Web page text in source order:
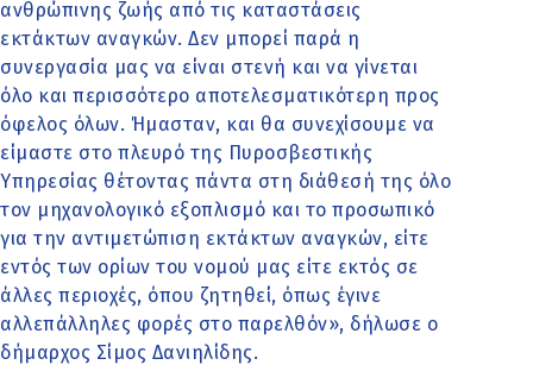
ανθρώπινης ζωής από τις καταστάσεις
εκτάκτων αναγκών. Δεν μπορεί παρά η
συνεργασία μας να είναι στενή και να γίνεται
όλο και περισσότερο αποτελεσματικότερη προς
όφελος όλων. Ήμασταν, και θα συνεχίσουμε να
είμαστε στο πλευρό της Πυροσβεστικής
Υπηρεσίας θέτοντας πάντα στη διάθεσή της όλο
τον μηχανολογικό εξοπλισμό και το προσωπικό
για την αντιμετώπιση εκτάκτων αναγκών, είτε
εντός των ορίων του νομού μας είτε εκτός σε
άλλες περιοχές, όπου ζητηθεί, όπως έγινε
αλλεπάλληλες φορές στο παρελθόν», δήλωσε ο
δήμαρχος Σίμος Δανιηλίδης.